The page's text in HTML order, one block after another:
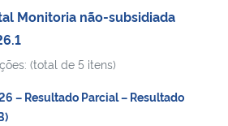
Monitoria não-subsidiada
(total de 5 itens)
– Resultado Parcial – Resultado